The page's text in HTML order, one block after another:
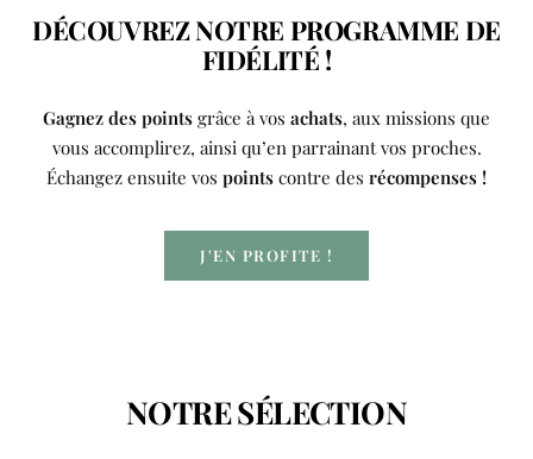
DÉCOUVREZ NOTRE PROGRAMME DE
FIDÉLITÉ !
Gagnez des points grâce à vos achats, aux missions que
vous accomplirez, ainsi qu’en parrainant vos proches.
Échangez ensuite vos points contre des récompenses !
J'EN PROFITE !
NOTRE SÉLECTION